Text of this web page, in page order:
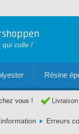
qui colle !
Résine
vous !
Erreurs